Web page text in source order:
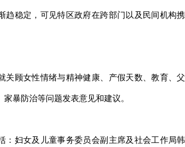
趋稳定，可见特区政府在跨部门以及民间机构
关顾女性情绪与精神健康、产假天数、教育、
暴防治等问题发表意见和建议。
：妇女及儿童事务委员会副主席及社会工作局